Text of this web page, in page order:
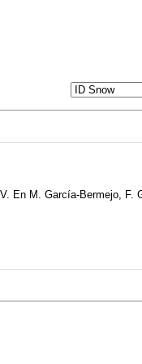
En M. García-Bermejo, F.